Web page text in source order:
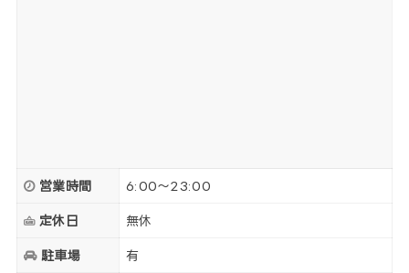
営業時間 6:00～23:00
定休日 無休
駐車場 有